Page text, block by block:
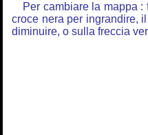
Per cambiare la mappa
croce nera per ingrandire,
diminuire, o sulla freccia